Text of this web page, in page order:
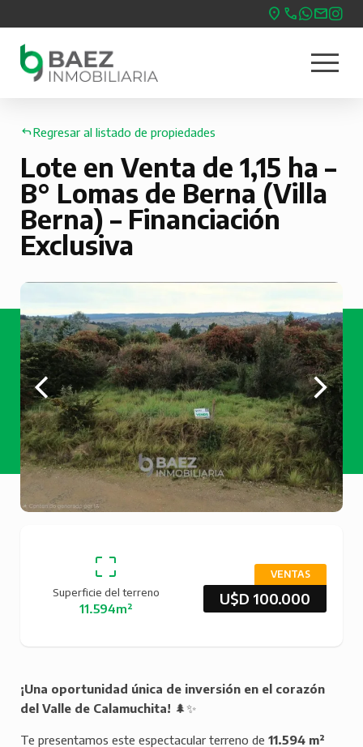
al
contenido
principal
menu
Regresar al listado de propiedades
Lote en Venta de 1,15 ha –
B° Lomas de Berna (Villa
Berna) – Financiación
Exclusiva
Superficie del terreno
11.594m²
VENTAS
U$D 100.000
¡Una oportunidad única de inversión en el corazón
del Valle de Calamuchita! 🌲✨
Te presentamos este espectacular terreno de 11.594 m²